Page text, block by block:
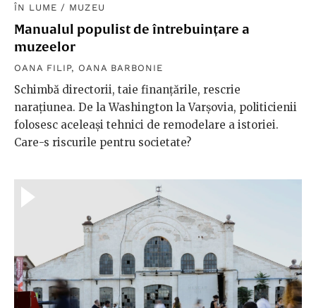
ÎN LUME / MUZEU
Manualul populist de întrebuințare a
muzeelor
OANA FILIP, OANA BARBONIE
Schimbă directorii, taie finanțările, rescrie
narațiunea. De la Washington la Varșovia, politicienii
folosesc aceleași tehnici de remodelare a istoriei.
Care-s riscurile pentru societate?